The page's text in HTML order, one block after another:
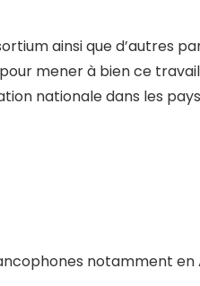
ainsi que d’autres
mener à bien ce
nationale dans les
notamment en